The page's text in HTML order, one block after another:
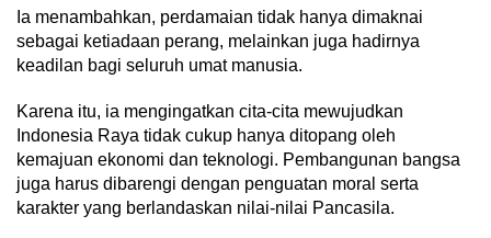
Ia menambahkan, perdamaian tidak hanya dimaknai
sebagai ketiadaan perang, melainkan juga hadirnya
keadilan bagi seluruh umat manusia.
Karena itu, ia mengingatkan cita-cita mewujudkan
Indonesia Raya tidak cukup hanya ditopang oleh
kemajuan ekonomi dan teknologi. Pembangunan bangsa
juga harus dibarengi dengan penguatan moral serta
karakter yang berlandaskan nilai-nilai Pancasila.